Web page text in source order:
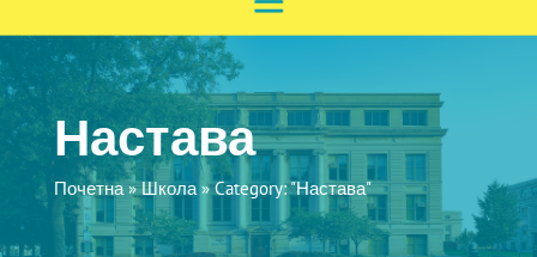
Настава
Почетна»Школа»Category: "Настава"